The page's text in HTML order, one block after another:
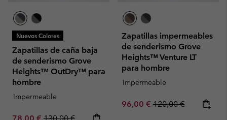
Nuevos Colores
Zapatillas de caña baja
de senderismo Grove
Heights™ OutDry™ para
hombre
Impermeable
Sale price:Regular price:
Zapatillas impermeables
de senderismo Grove
Heights™ Venture LT
para hombre
Impermeable
Sale price:
96,00 € Regular price:
120,00 €